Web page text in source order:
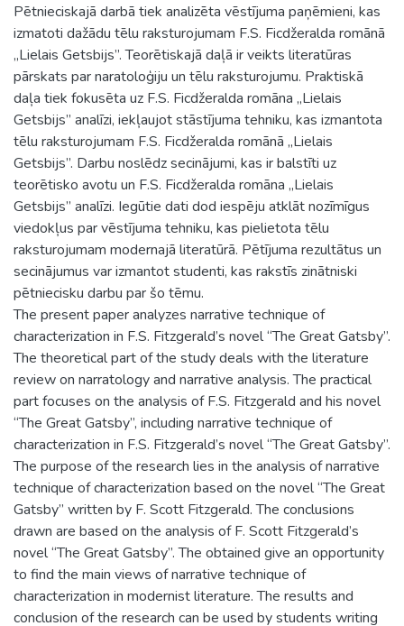
Pētnieciskajā darbā tiek analizēta vēstījuma paņēmieni, kas
izmatoti dažādu tēlu raksturojumam F.S. Ficdžeralda romānā
,,Lielais Getsbijs”. Teorētiskajā daļā ir veikts literatūras
pārskats par naratoloģiju un tēlu raksturojumu. Praktiskā
daļa tiek fokusēta uz F.S. Ficdžeralda romāna ,,Lielais
Getsbijs” analīzi, iekļaujot stāstījuma tehniku, kas izmantota
tēlu raksturojumam F.S. Ficdžeralda romānā ,,Lielais
Getsbijs”. Darbu noslēdz secinājumi, kas ir balstīti uz
teorētisko avotu un F.S. Ficdžeralda romāna ,,Lielais
Getsbijs” analīzi. Iegūtie dati dod iespēju atklāt nozīmīgus
viedokļus par vēstījuma tehniku, kas pielietota tēlu
raksturojumam modernajā literatūrā. Pētījuma rezultātus un
secinājumus var izmantot studenti, kas rakstīs zinātniski
pētniecisku darbu par šo tēmu.
The present paper analyzes narrative technique of
characterization in F.S. Fitzgerald’s novel “The Great Gatsby”.
The theoretical part of the study deals with the literature
review on narratology and narrative analysis. The practical
part focuses on the analysis of F.S. Fitzgerald and his novel
“The Great Gatsby”, including narrative technique of
characterization in F.S. Fitzgerald’s novel “The Great Gatsby”.
The purpose of the research lies in the analysis of narrative
technique of characterization based on the novel “The Great
Gatsby” written by F. Scott Fitzgerald. The conclusions
drawn are based on the analysis of F. Scott Fitzgerald’s
novel “The Great Gatsby”. The obtained give an opportunity
to find the main views of narrative technique of
characterization in modernist literature. The results and
conclusion of the research can be used by students writing